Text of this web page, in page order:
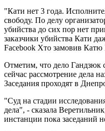
"Кати нет 3 года.
свободу. По делу
убийства до сих пор нет
заказчики убийства Кати
Facebook Хто замовив Катю
Отметим, что дело Гандзюк
сейчас рассмотрение дела
Заседания проходят в
"Суд на стадии
дела", - сказала
инстанции пока заседаний